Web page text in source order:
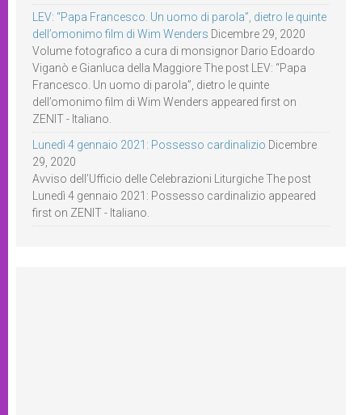
LEV: “Papa Francesco. Un uomo di parola”, dietro le quinte
dell’omonimo film di Wim Wenders Dicembre 29, 2020
Volume fotografico a cura di monsignor Dario Edoardo
Viganò e Gianluca della Maggiore The post LEV: “Papa
Francesco. Un uomo di parola”, dietro le quinte
dell’omonimo film di Wim Wenders appeared first on
ZENIT - Italiano.
Lunedì 4 gennaio 2021: Possesso cardinalizio Dicembre
29, 2020
Avviso dell’Ufficio delle Celebrazioni Liturgiche The post
Lunedì 4 gennaio 2021: Possesso cardinalizio appeared
first on ZENIT - Italiano.